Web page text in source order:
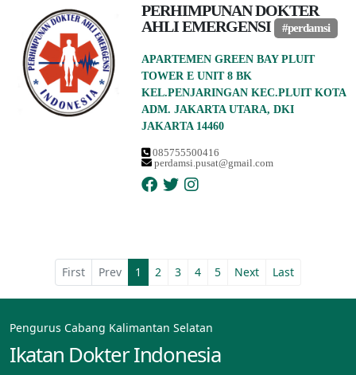
PERHIMPUNAN DOKTER
AHLI EMERGENSI
#perdamsi
APARTEMEN GREEN BAY PLUIT
TOWER E UNIT 8 BK
KEL.PENJARINGAN KEC.PLUIT KOTA
ADM. JAKARTA UTARA, DKI
JAKARTA 14460
085755500416
perdamsi.pusat@gmail.com
First Prev 1 2 3 4 5 Next Last
Pengurus Cabang Kalimantan Selatan
Ikatan Dokter Indonesia